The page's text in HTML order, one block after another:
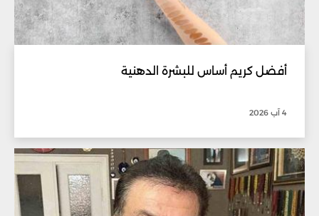
أفضل كريم أساس للبشرة الدهنية
4 آب 2026